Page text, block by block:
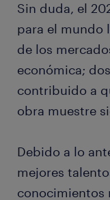
Sin duda, el
para el mundo
de los
económica;
contribuido a
obra muestre
Debido a lo
mejores
conocimientos